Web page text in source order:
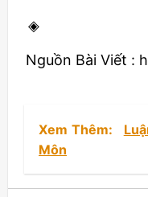
◈
Nguồn Bài Viết :
Xem Thêm:
Môn